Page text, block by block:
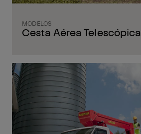
MODELOS
Cesta Aérea Telescópica